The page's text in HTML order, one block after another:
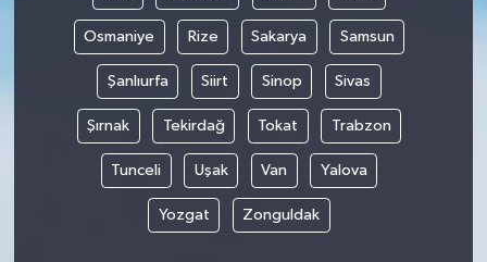
Osmaniye Rize Sakarya Samsun
Şanlıurfa Siirt Sinop Sivas
Şırnak Tekirdağ Tokat Trabzon
Tunceli Uşak Van Yalova
Yozgat Zonguldak